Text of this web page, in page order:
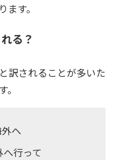
す。
る？
と訳されることが多いた
へ
行って